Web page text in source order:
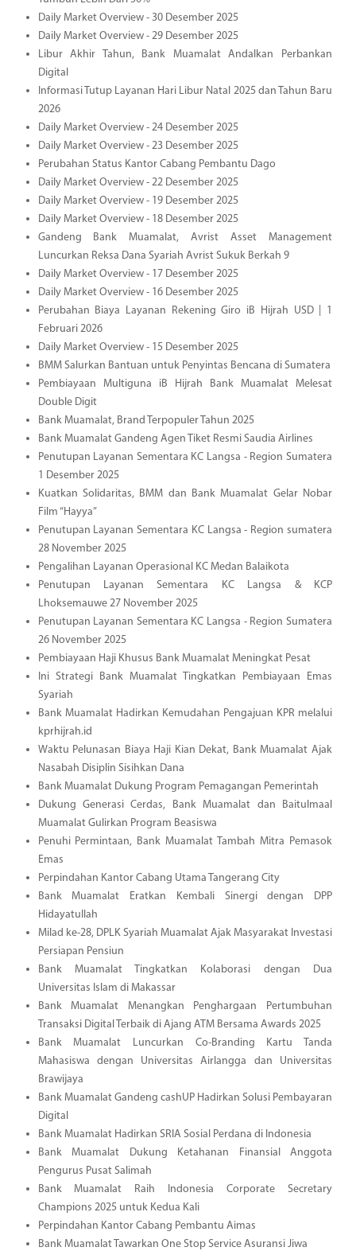
Daily Market Overview - 30 Desember 2025
Daily Market Overview - 29 Desember 2025
Libur Akhir Tahun, Bank Muamalat Andalkan Perbankan
Digital
Informasi Tutup Layanan Hari Libur Natal 2025 dan Tahun Baru
2026
Daily Market Overview - 24 Desember 2025
Daily Market Overview - 23 Desember 2025
Perubahan Status Kantor Cabang Pembantu Dago
Daily Market Overview - 22 Desember 2025
Daily Market Overview - 19 Desember 2025
Daily Market Overview - 18 Desember 2025
Gandeng Bank Muamalat, Avrist Asset Management
Luncurkan Reksa Dana Syariah Avrist Sukuk Berkah 9
Daily Market Overview - 17 Desember 2025
Daily Market Overview - 16 Desember 2025
Perubahan Biaya Layanan Rekening Giro iB Hijrah USD | 1
Februari 2026
Daily Market Overview - 15 Desember 2025
BMM Salurkan Bantuan untuk Penyintas Bencana di Sumatera
Pembiayaan Multiguna iB Hijrah Bank Muamalat Melesat
Double Digit
Bank Muamalat, Brand Terpopuler Tahun 2025
Bank Muamalat Gandeng Agen Tiket Resmi Saudia Airlines
Penutupan Layanan Sementara KC Langsa - Region Sumatera
1 Desember 2025
Kuatkan Solidaritas, BMM dan Bank Muamalat Gelar Nobar
Film “Hayya”
Penutupan Layanan Sementara KC Langsa - Region sumatera
28 November 2025
Pengalihan Layanan Operasional KC Medan Balaikota
Penutupan Layanan Sementara KC Langsa & KCP
Lhoksemauwe 27 November 2025
Penutupan Layanan Sementara KC Langsa - Region Sumatera
26 November 2025
Pembiayaan Haji Khusus Bank Muamalat Meningkat Pesat
Ini Strategi Bank Muamalat Tingkatkan Pembiayaan Emas
Syariah
Bank Muamalat Hadirkan Kemudahan Pengajuan KPR melalui
kprhijrah.id
Waktu Pelunasan Biaya Haji Kian Dekat, Bank Muamalat Ajak
Nasabah Disiplin Sisihkan Dana
Bank Muamalat Dukung Program Pemagangan Pemerintah
Dukung Generasi Cerdas, Bank Muamalat dan Baitulmaal
Muamalat Gulirkan Program Beasiswa
Penuhi Permintaan, Bank Muamalat Tambah Mitra Pemasok
Emas
Perpindahan Kantor Cabang Utama Tangerang City
Bank Muamalat Eratkan Kembali Sinergi dengan DPP
Hidayatullah
Milad ke-28, DPLK Syariah Muamalat Ajak Masyarakat Investasi
Persiapan Pensiun
Bank Muamalat Tingkatkan Kolaborasi dengan Dua
Universitas Islam di Makassar
Bank Muamalat Menangkan Penghargaan Pertumbuhan
Transaksi Digital Terbaik di Ajang ATM Bersama Awards 2025
Bank Muamalat Luncurkan Co-Branding Kartu Tanda
Mahasiswa dengan Universitas Airlangga dan Universitas
Brawijaya
Bank Muamalat Gandeng cashUP Hadirkan Solusi Pembayaran
Digital
Bank Muamalat Hadirkan SRIA Sosial Perdana di Indonesia
Bank Muamalat Dukung Ketahanan Finansial Anggota
Pengurus Pusat Salimah
Bank Muamalat Raih Indonesia Corporate Secretary
Champions 2025 untuk Kedua Kali
Perpindahan Kantor Cabang Pembantu Aimas
Bank Muamalat Tawarkan One Stop Service Asuransi Jiwa